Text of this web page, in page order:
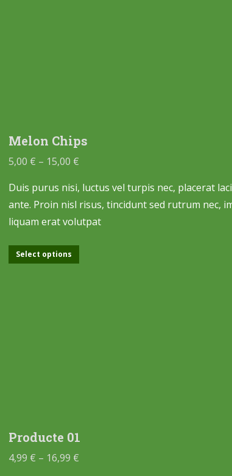
Melon Chips
5,00 € – 15,00 €
Duis purus nisi, luctus vel turpis nec, placerat
ante. Proin nisl risus, tincidunt sed rutrum nec,
liquam erat volutpat
Select options
Producte 01
4,99 € – 16,99 €